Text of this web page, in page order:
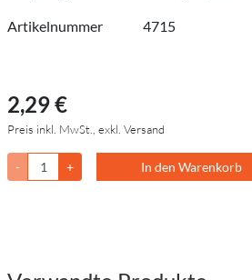
Artikelnummer 4715
2,29 €
Preis inkl. MwSt., exkl. Versand
- + In den Warenkorb